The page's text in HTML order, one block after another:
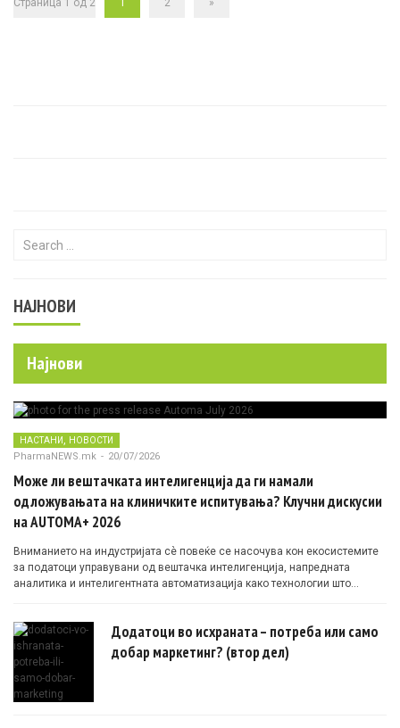
Страница 1 од 2 2 »
Search for:
НАЈНОВИ
Најнови
НАСТАНИ, НОВОСТИ
PharmaNEWS.mk - 20/07/2026
Може ли вештачката интелигенција да ги намали
одложувањата на клиничките испитувања? Клучни дискусии
на AUTOMA+ 2026
Вниманието на индустријата сè повеќе се насочува кон екосистемите
за податоци управувани од вештачка интелигенција, напредната
аналитика и интелигентната автоматизација како технологии што
Додатоци во исхраната – потреба или само
добар маркетинг? (втор дел)